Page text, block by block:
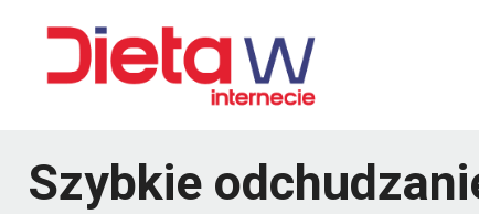
Szybkie